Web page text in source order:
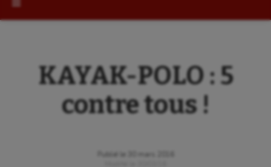
KAYAK-POLO : 5
contre tous !
Publié le
30 mars 2016